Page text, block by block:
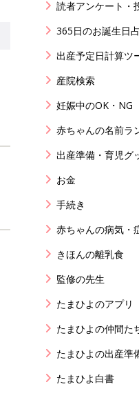
読者アンケート・
365日のお誕生日
出産予定日計算ツ
産院検索
妊娠中のOK・NG
赤ちゃんの名前ラ
出産準備・育児グ
お金
手続き
赤ちゃんの病気・
きほんの離乳食
監修の先生
たまひよのアプリ
たまひよの仲間た
たまひよの出産準
たまひよ白書